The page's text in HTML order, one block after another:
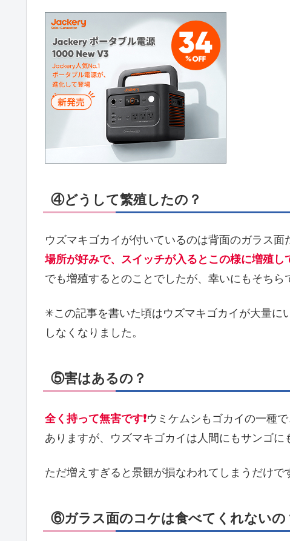
④どうして繁殖したの？
ウズマキゴカイが付いているのは背面のガラス面
場所が好みで、スイッチが入るとこの様に増殖し
でも増殖するとのことでしたが、幸いにもそちら
✳この記事を書いた頃はウズマキゴカイが大量に
しなくなりました。
⑤害はあるの？
全く持って無害です❗ウミケムシもゴカイの一種
ありますが、ウズマキゴカイは人間にもサンゴに
ただ増えすぎると景観が損なわれてしまうだけで
⑥ガラス面のコケは食べてくれないの